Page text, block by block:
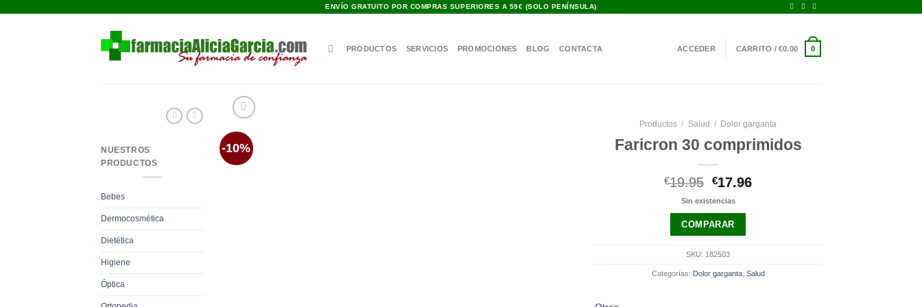
ENVÍO GRATUITO POR COMPRAS SUPERIORES A 59€ (SOLO PENÍNSULA)
PRODUCTOS SERVICIOS PROMOCIONES BLOG CONTACTA ACCEDER CARRITO / €0.00 0
NUESTROS
PRODUCTOS
Bebes
Dermocosmética
Dietética
Higiene
Óptica
-10%
Productos / Salud / Dolor garganta
Faricron 30 comprimidos
€19.95 El
precio
era:
€19.95.
€17.96El
Sin existencias
COMPARAR
SKU: 182503
Categorías: Dolor garganta, Salud